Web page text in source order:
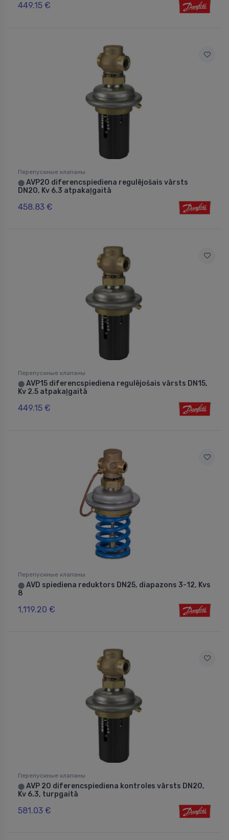
449.15 €
Перепускные клапаны
⬤ AVP20 diferencspiediena regulējošais vārsts
DN20, Kv 6.3 atpakaļgaitā
458.83 €
Перепускные клапаны
⬤ AVP15 diferencspiediena regulējošais vārsts DN15,
Kv 2.5 atpakaļgaitā
449.15 €
Перепускные клапаны
⬤ AVD spiediena reduktors DN25, diapazons 3-12, Kvs
8
1,119.20 €
Перепускные клапаны
⬤ AVP 20 diferencspiediena kontroles vārsts DN20,
Kv 6.3, turpgaitā
581.03 €